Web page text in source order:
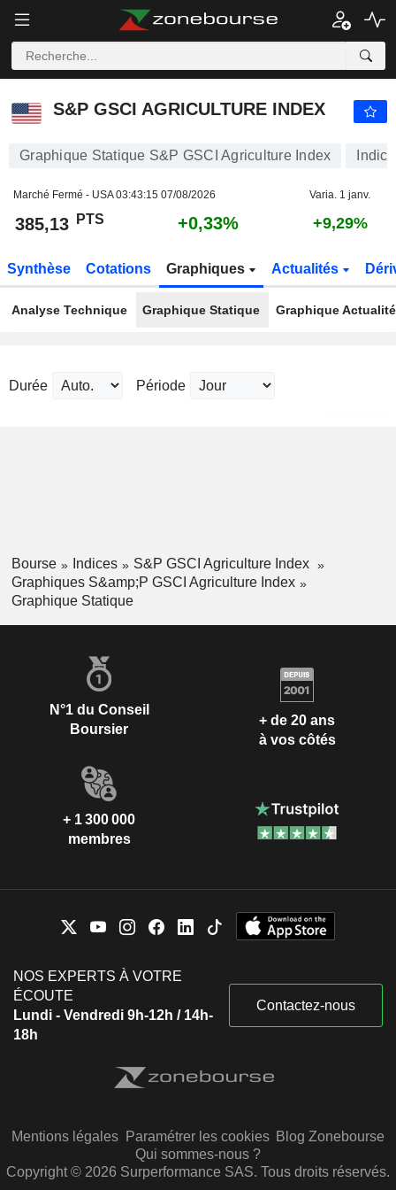
S&P GSCI AGRICULTURE INDEX
Graphique Statique S&P GSCI Agriculture Index Indice
Marché Fermé - USA03:43:15 07/08/2026 Varia. 1 janv.
385,13 PTS +0,33% +9,29%
Synthèse Cotations Graphiques Actualités
Analyse Technique Graphique Statique Graphique
Durée Période
Bourse Indices
S&P GSCI Agriculture Index
Graphiques S&amp;P GSCI Agriculture Index
Graphique Statique
N°1 du Conseil
Boursier
+ de 20 ans
à vos côtés
+ 1 300 000
membres
NOS EXPERTS À VOTRE
ÉCOUTE
Lundi - Vendredi 9h-12h / 14h-
18h
Contactez-nous
Mentions légales Paramétrer les cookies Blog Zonebourse
Qui sommes-nous ?
Copyright © 2026 Surperformance SAS. Tous droits réservés.